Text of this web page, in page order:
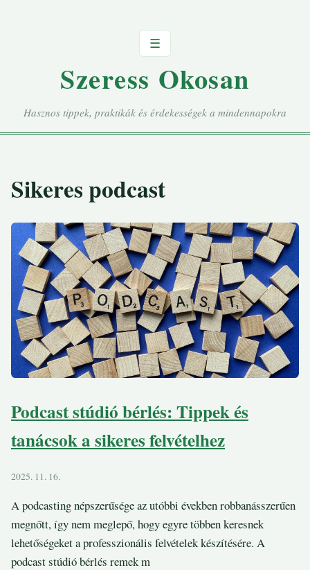
☰
Szeress Okosan
Hasznos tippek, praktikák és érdekességek a mindennapokra
Sikeres podcast
Podcast stúdió bérlés: Tippek és
tanácsok a sikeres felvételhez
2025. 11. 16.
A podcasting népszerűsége az utóbbi években robbanásszerűen
megnőtt, így nem meglepő, hogy egyre többen keresnek
lehetőségeket a professzionális felvételek készítésére. A
podcast stúdió bérlés remek m